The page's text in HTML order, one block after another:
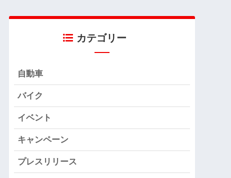
カテゴリー
自動車
バイク
イベント
キャンペーン
プレスリリース